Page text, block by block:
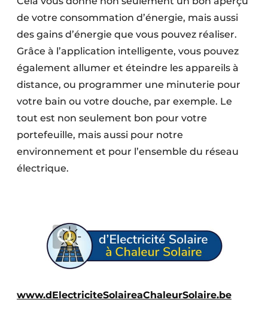
de votre consommation d’énergie, mais aussi
des gains d’énergie que vous pouvez réaliser.
Grâce à l’application intelligente, vous pouvez
également allumer et éteindre les appareils à
distance, ou programmer une minuterie pour
votre bain ou votre douche, par exemple. Le
tout est non seulement bon pour votre
portefeuille, mais aussi pour notre
environnement et pour l’ensemble du réseau
électrique.
www.dElectriciteSolaireaChaleurSolaire.be